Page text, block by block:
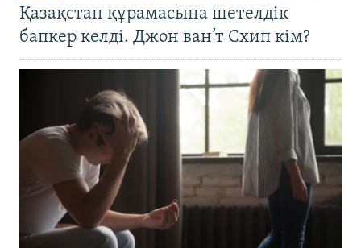
Қазақстан құрамасына шетелдік
бапкер келді. Джон ван’т Схип кім?